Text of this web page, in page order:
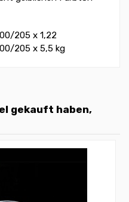
205 x 1,22
205 x 5,5 kg
gekauft haben,